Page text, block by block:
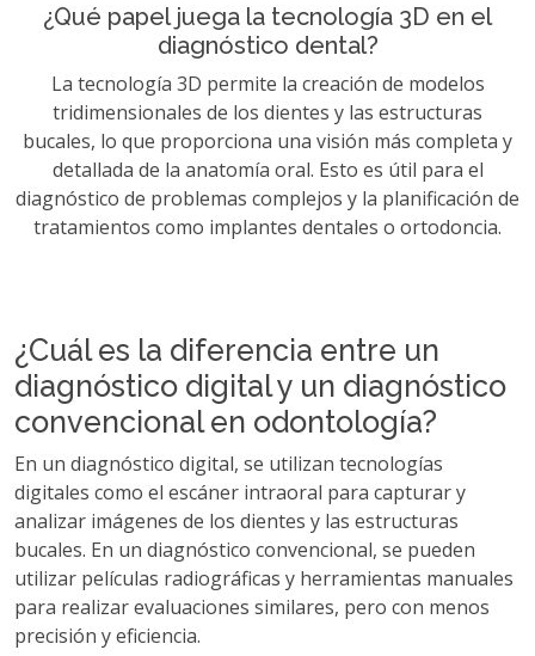
¿Qué papel juega la tecnología 3D en el
diagnóstico dental?
La tecnología 3D permite la creación de modelos
tridimensionales de los dientes y las estructuras
bucales, lo que proporciona una visión más completa y
detallada de la anatomía oral. Esto es útil para el
diagnóstico de problemas complejos y la planificación de
tratamientos como implantes dentales o ortodoncia.
¿Cuál es la diferencia entre un
diagnóstico digital y un diagnóstico
convencional en odontología?
En un diagnóstico digital, se utilizan tecnologías
digitales como el escáner intraoral para capturar y
analizar imágenes de los dientes y las estructuras
bucales. En un diagnóstico convencional, se pueden
utilizar películas radiográficas y herramientas manuales
para realizar evaluaciones similares, pero con menos
precisión y eficiencia.